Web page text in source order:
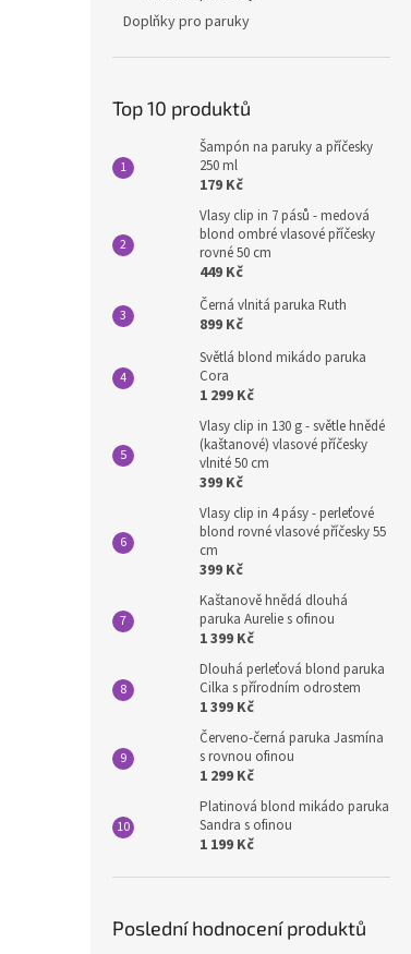
Doplňky pro paruky
Top 10 produktů
Šampón na paruky a příčesky
250 ml
179 Kč
Vlasy clip in 7 pásů - medová
blond ombré vlasové příčesky
rovné 50 cm
449 Kč
Černá vlnitá paruka Ruth
899 Kč
Světlá blond mikádo paruka
Cora
1 299 Kč
Vlasy clip in 130 g - světle hnědé
(kaštanové) vlasové příčesky
vlnité 50 cm
399 Kč
Vlasy clip in 4 pásy - perleťové
blond rovné vlasové příčesky 55
cm
399 Kč
Kaštanově hnědá dlouhá
paruka Aurelie s ofinou
1 399 Kč
Dlouhá perleťová blond paruka
Cilka s přírodním odrostem
1 399 Kč
Červeno-černá paruka Jasmína
s rovnou ofinou
1 299 Kč
Platinová blond mikádo paruka
Sandra s ofinou
1 199 Kč
Poslední hodnocení produktů